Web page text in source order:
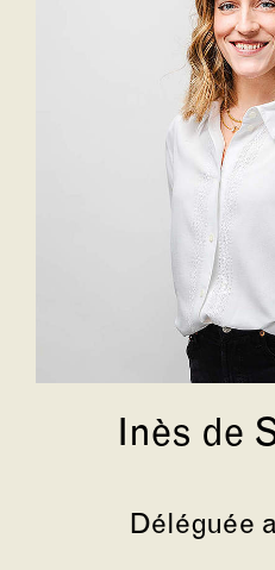
Inès de
Déléguée